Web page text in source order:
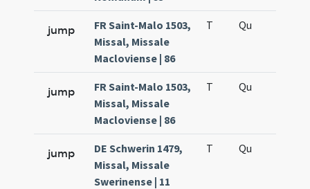
jump
FR Saint-Malo 1503,
Missal, Missale
Macloviense | 86
T Qu
jump
FR Saint-Malo 1503,
Missal, Missale
Macloviense | 86
T Qu
jump
DE Schwerin 1479,
Missal, Missale
Swerinense | 11
T Qu